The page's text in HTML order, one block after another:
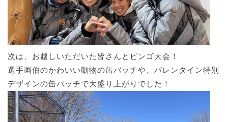
次は、お越しいただいた皆さんとビンゴ大会！
選手画伯のかわいい動物の缶バッチや、バレンタイン特別
デザインの缶バッチで大盛り上がりでした！